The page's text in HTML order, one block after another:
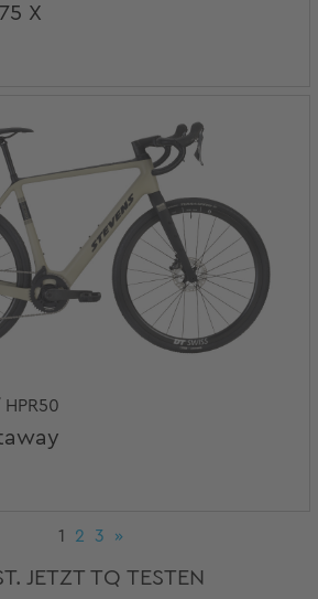
X
1 2 3 »
JETZT TQ TESTEN